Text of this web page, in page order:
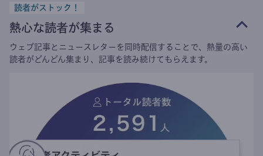
読者がストック！
熱心な読者が集まる
ウェブ記事とニュースレターを同時配信することで、熱量の高い
読者がどんどん集まり、記事を読み続けてもらえます。